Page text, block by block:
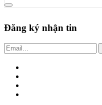
Đăng ký nhận tin